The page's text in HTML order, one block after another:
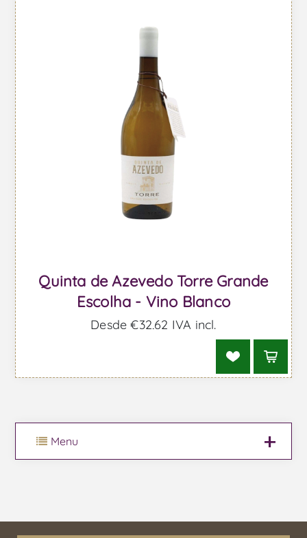
Quinta de Azevedo Torre Grande
Escolha - Vino Blanco
Desde €32,62 IVA incl.
Menu